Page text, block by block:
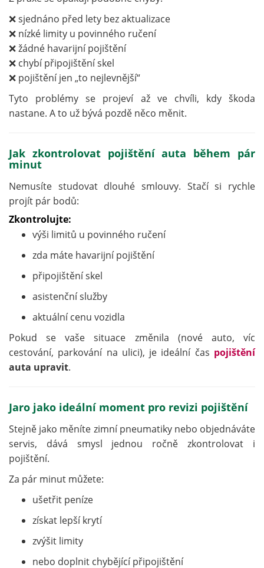
❌ sjednáno před lety bez aktualizace
❌ nízké limity u povinného ručení
❌ žádné havarijní pojištění
❌ chybí připojištění skel
❌ pojištění jen „to nejlevnější“
Tyto problémy se projeví až ve chvíli, kdy škoda
nastane. A to už bývá pozdě něco měnit.
Jak zkontrolovat pojištění auta během pár
minut
Nemusíte studovat dlouhé smlouvy. Stačí si rychle
projít pár bodů:
Zkontrolujte:
výši limitů u povinného ručení
zda máte havarijní pojištění
připojištění skel
asistenční služby
aktuální cenu vozidla
Pokud se vaše situace změnila (nové auto, víc
cestování, parkování na ulici), je ideální čas pojištění
auta upravit.
Jaro jako ideální moment pro revizi pojištění
Stejně jako měníte zimní pneumatiky nebo objednáváte
servis, dává smysl jednou ročně zkontrolovat i
pojištění.
Za pár minut můžete:
ušetřit peníze
získat lepší krytí
zvýšit limity
nebo doplnit chybějící připojištění